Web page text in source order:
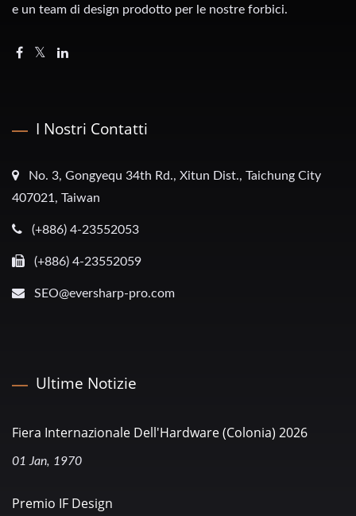
e un team di design prodotto per le nostre forbici.
I Nostri Contatti
No. 3, Gongyequ 34th Rd., Xitun Dist., Taichung City
407021, Taiwan
(+886) 4-23552053
(+886) 4-23552059
SEO@eversharp-pro.com
Ultime Notizie
Fiera Internazionale Dell'Hardware (Colonia) 2026
01 Jan, 1970
Premio IF Design